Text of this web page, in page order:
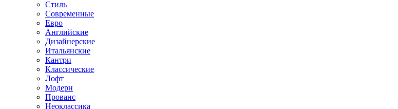
Стиль
Современные
Евро
Английские
Дизайнерские
Итальянские
Кантри
Классические
Лофт
Модерн
Прованс
Неоклассика